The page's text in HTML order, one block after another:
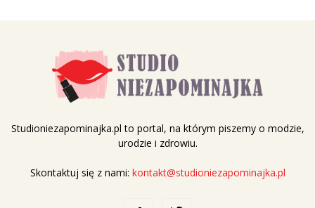
Studioniezapominajka.pl to portal, na którym piszemy o modzie,
urodzie i zdrowiu.
Skontaktuj się z nami: kontakt@studioniezapominajka.pl